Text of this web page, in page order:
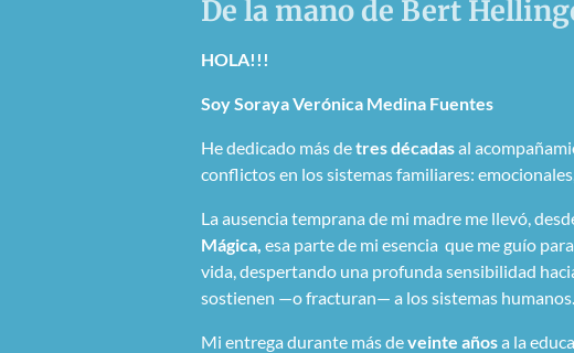
De la mano de Bert
HOLA!!!
Soy Soraya Verónica Medina Fuentes
He dedicado más detres décadasal
conflictos en los sistemas familiares:
La ausencia temprana de mi madre me llevó,
Mágica, esa parte de mi esencia que me guío
vida, despertando una profunda sensibilidad
sostienen —o fracturan— a los sistemas humanos.
Mi entrega durante más deveinte añosa la